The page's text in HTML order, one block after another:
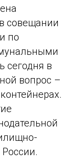
совещании
по
сегодня в
вопрос –